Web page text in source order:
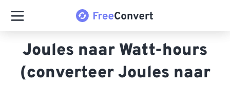
Joules naar Watt-hours
(converteer Joules naar